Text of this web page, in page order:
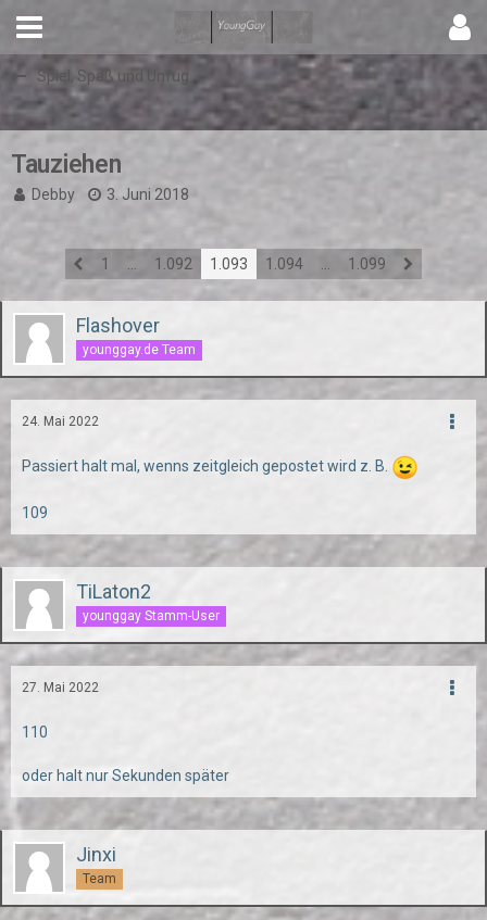
Spiel, Spaß und Unfug
Tauziehen
Debby 3. Juni 2018
1 1.092 1.093 1.094 1.099
Flashover
younggay.de Team
24. Mai 2022
Passiert halt mal, wenns zeitgleich gepostet wird z. B.
109
TiLaton2
younggay Stamm-User
27. Mai 2022
110
oder halt nur Sekunden später
Jinxi
Team